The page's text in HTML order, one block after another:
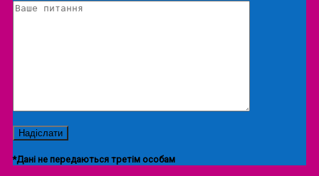
*Дані не передаються третім особам